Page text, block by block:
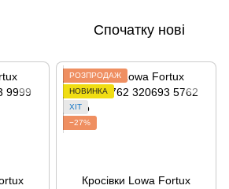
Спочатку нові
РОЗПРОДАЖ
НОВИНКА
ХІТ
−27%
Кросівки Lowa Fortux